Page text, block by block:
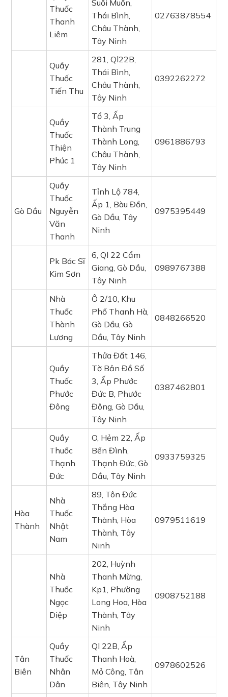
Thuốc
Thanh
Liêm
Suối Muồn,
Thái Bình,
Châu Thành,
Tây Ninh
02763878554
Quầy
Thuốc
Tiến Thu
281, Ql22B,
Thái Bình,
Châu Thành,
Tây Ninh
0392262272
Quầy
Thuốc
Thiện
Phúc 1
Tổ 3, Ấp
Thành Trung
Thành Long,
Châu Thành,
Tây Ninh
0961886793
Gò Dầu
Quầy
Thuốc
Nguyễn
Văn
Thanh
Tỉnh Lộ 784,
Ấp 1, Bàu Đồn,
Gò Dầu, Tây
Ninh
0975395449
Pk Bác Sĩ
Kim Sơn
6, Ql 22 Cẩm
Giang, Gò Dầu,
Tây Ninh
0989767388
Nhà
Thuốc
Thành
Lương
Ô 2/10, Khu
Phố Thanh Hà,
Gò Dầu, Gò
Dầu, Tây Ninh
0848266520
Quầy
Thuốc
Phước
Đông
Thửa Đất 146,
Tờ Bản Đồ Số
3, Ấp Phước
Đức B, Phước
Đông, Gò Dầu,
Tây Ninh
0387462801
Quầy
Thuốc
Thạnh
Đức
O, Hẻm 22, Ấp
Bến Đình,
Thạnh Đức, Gò
Dầu, Tây Ninh
0933759325
Hòa
Thành
Nhà
Thuốc
Nhật
Nam
89, Tôn Đức
Thắng Hòa
Thành, Hòa
Thành, Tây
Ninh
0979511619
Nhà
Thuốc
Ngọc
Diệp
202, Huỳnh
Thanh Mừng,
Kp1, Phường
Long Hoa, Hòa
Thành, Tây
Ninh
0908752188
Tân
Biên
Quầy
Thuốc
Nhân
Dân
Ql 22B, Ấp
Thanh Hoà,
Mỏ Công, Tân
Biên, Tây Ninh
0978602526